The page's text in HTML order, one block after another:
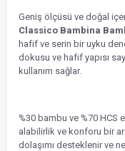
Geniş ölçüsü ve doğal
Classico Bambina
hafif ve serin bir uyku
dokusu ve hafif yapısı
kullanım sağlar.
%30 bambu ve %70 HCS
alabilirlik ve konforu bir
dolaşımı desteklenir ve